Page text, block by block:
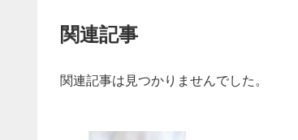
関連記事
関連記事は見つかりませんでした。